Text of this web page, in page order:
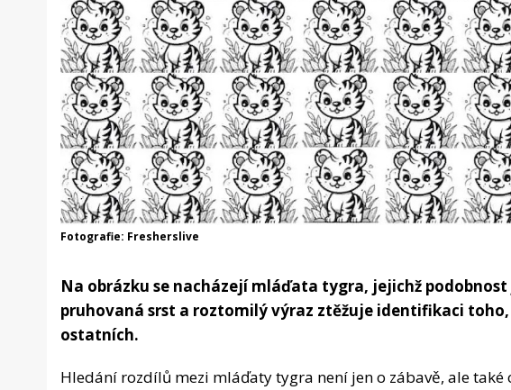
Fotografie: Fresherslive
Na obrázku se nacházejí mláďata tygra, jejichž
pruhovaná srst a roztomilý výraz ztěžuje identifikaci
ostatních.
Hledání rozdílů mezi mláďaty tygra není jen o zábavě, ale